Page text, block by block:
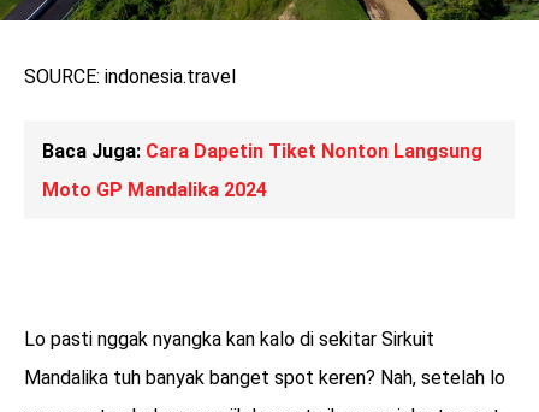
SOURCE: indonesia.travel
Baca Juga: Cara Dapetin Tiket Nonton Langsung
Moto GP Mandalika 2024
Lo pasti nggak nyangka kan kalo di sekitar Sirkuit
Mandalika tuh banyak banget spot keren? Nah, setelah lo